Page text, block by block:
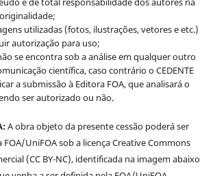
utilizadas (fotos, ilustrações, vetores e etc.)
autorização para uso;
se encontra sob a análise em qualquer outro
científica, caso contrário o CEDENTE
a submissão à Editora FOA, que analisará o
ser autorizado ou não.
A obra objeto da presente cessão poderá ser
UniFOA sob a licença Creative Commons
(CC BY-NC), identificada na imagem abaixo